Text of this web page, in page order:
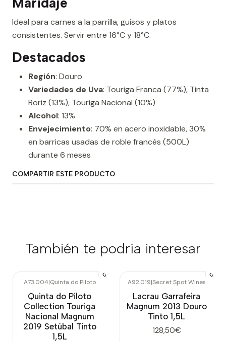
Maridaje
Ideal para carnes a la parrilla, guisos y platos
consistentes. Servir entre 16°C y 18°C.
Destacados
Región: Douro
Variedades de Uva: Touriga Franca (77%), Tinta
Roriz (13%), Touriga Nacional (10%)
Alcohol: 13%
Envejecimiento: 70% en acero inoxidable, 30%
en barricas usadas de roble francés (500L)
durante 6 meses
COMPARTIR ESTE PRODUCTO
También te podría interesar
A73.004|Quinta do Piloto
Quinta do Piloto
Collection Touriga
Nacional Magnum
2019 Setúbal Tinto
1,5L
A92.019|Secret Spot Wines
Lacrau Garrafeira
Magnum 2013 Douro
Tinto 1,5L
128,50€